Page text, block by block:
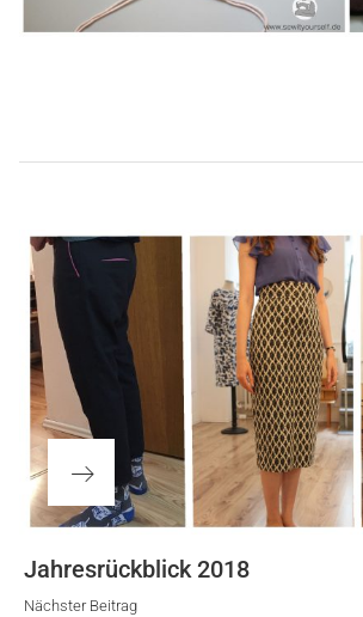
Nächster
Beitrag
Jahresrückblick 2018
Nächster Beitrag